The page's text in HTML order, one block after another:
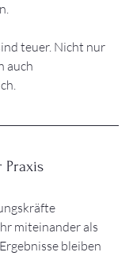
teuer. Nicht nur
auch
Praxis
miteinander als
bleiben